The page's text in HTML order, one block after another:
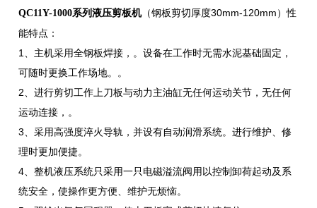
QC11Y-1000系列液压剪板机（钢板剪切厚度30mm-120mm）性
能特点：
1、主机采用全钢板焊接，。设备在工作时无需水泥基础固定，
可随时更换工作场地。。
2、进行剪切工作上刀板与动力主油缸无任何运动关节，无任何
运动连接，。
3、采用高强度淬火导轨，并设有自动润滑系统。进行维护、修
理时更加便捷。
4、整机液压系统只采用一只电磁溢流阀用以控制卸荷起动及系
统安全，使操作更方便、维护无烦恼。